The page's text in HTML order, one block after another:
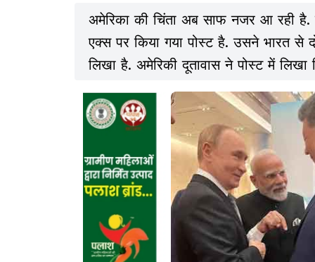
अमेरिका की चिंता अब साफ नजर आ रही है.
एक्स पर किया गया पोस्ट है. उसने भारत से
लिखा है. अमेरिकी दूतावास ने पोस्ट में लिखा
परिभाषित रिश्ता है. यह साझेदारी
जनता की स्थायी मित्रता है.